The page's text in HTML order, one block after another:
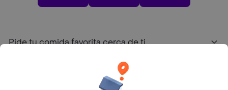
Pide tu comida favorita cerca de ti